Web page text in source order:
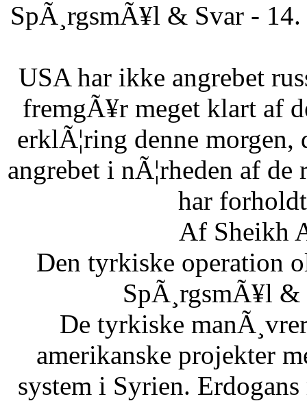
SpÃ¸rgsmÃ¥l & Svar -
USA har ikke angrebet
fremgÃ¥r meget klart af
erklÃ¦ring denne
angrebet i nÃ¦rheden af
har
Af Sheikh
Den tyrkiske operation
SpÃ¸rgsmÃ¥l
De tyrkiske
amerikanske projekter
system i Syrien.